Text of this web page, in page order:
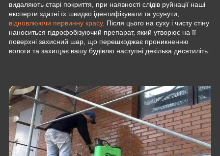
видаляють старі покриття, при наявності слідів руйнації наші
експерти здатні їх швидко ідентифікувати та усунути,
відновлюючи первинну красу. Після цього на суху і чисту стіну
наноситься гідрофобізуючий препарат, який утворює на її
поверхні захисний шар, що перешкоджає проникненню
вологи та захищає вашу будівлю наступні декілька десятиліть.